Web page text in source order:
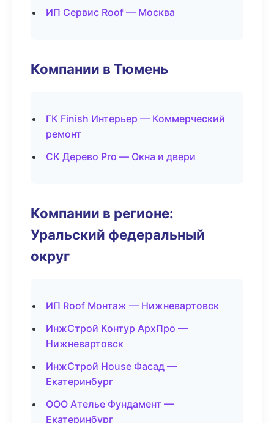
ИП Сервис Roof — Москва
Компании в Тюмень
ГК Finish Интерьер — Коммерческий
ремонт
СК Дерево Pro — Окна и двери
Компании в регионе:
Уральский федеральный
округ
ИП Roof Монтаж — Нижневартовск
ИнжСтрой Контур АрхПро —
Нижневартовск
ИнжСтрой House Фасад —
Екатеринбург
ООО Ателье Фундамент —
Екатеринбург